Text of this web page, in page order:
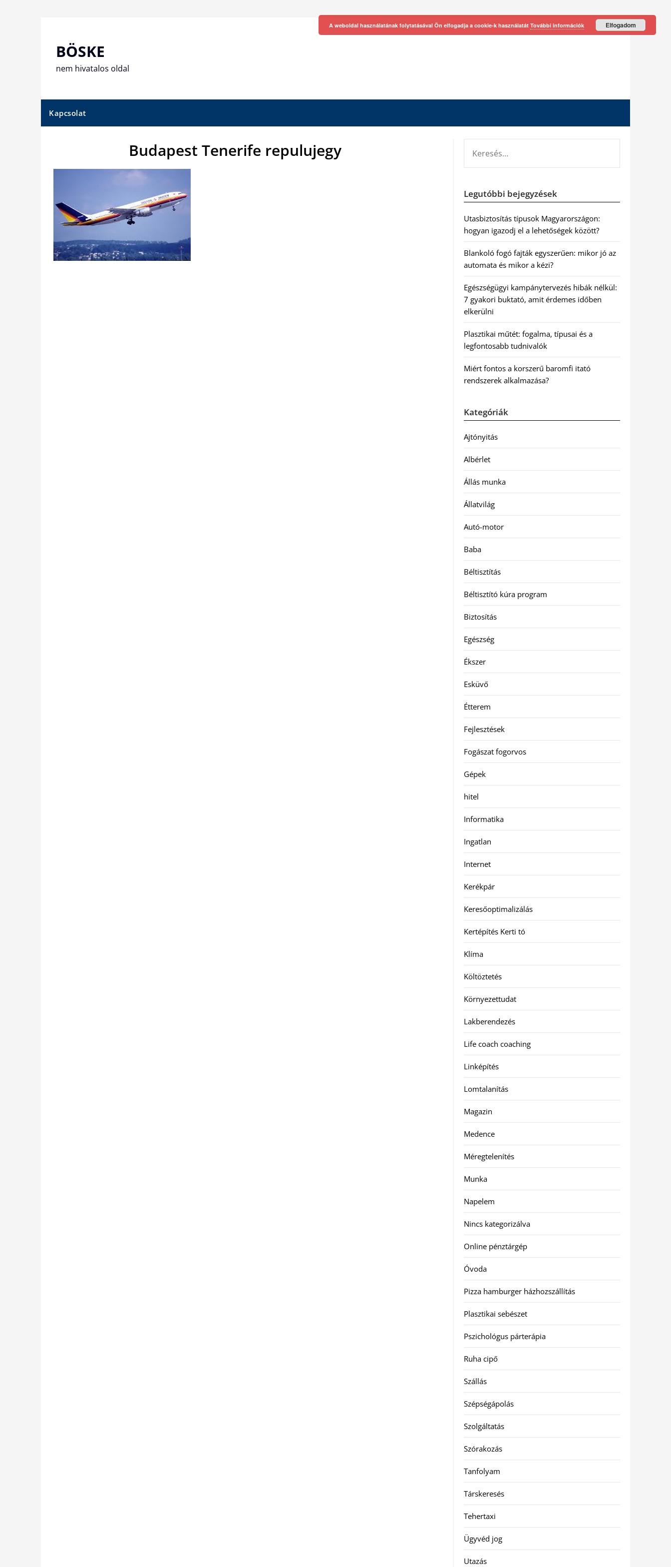
BÖSKE
nem hivatalos oldal
Kapcsolat
Budapest Tenerife repulujegy
Legutóbbi bejegyzések
Utasbiztosítás típusok Magyarországon:
hogyan igazodj el a lehetőségek között?
Blankoló fogó fajták egyszerűen: mikor jó az
automata és mikor a kézi?
Egészségügyi kampánytervezés hibák nélkül:
7 gyakori buktató, amit érdemes időben
elkerülni
Plasztikai műtét: fogalma, típusai és a
legfontosabb tudnivalók
Miért fontos a korszerű baromfi itató
rendszerek alkalmazása?
Kategóriák
Ajtónyitás
Albérlet
Állás munka
Állatvilág
Autó-motor
Baba
Béltisztítás
Béltisztító kúra program
Biztosítás
Egészség
Ékszer
Esküvő
Étterem
Fejlesztések
Fogászat fogorvos
Gépek
hitel
Informatika
Ingatlan
Internet
Kerékpár
Keresőoptimalizálás
Kertépítés Kerti tó
Klíma
Költöztetés
Környezettudat
Lakberendezés
Life coach coaching
Linképítés
Lomtalanítás
Magazin
Medence
Méregtelenítés
Munka
Napelem
Nincs kategorizálva
Online pénztárgép
Óvoda
Pizza hamburger házhozszállítás
Plasztikai sebészet
Pszichológus párterápia
Ruha cipő
Szállás
Szépségápolás
Szolgáltatás
Szórakozás
Tanfolyam
Társkeresés
Tehertaxi
Ügyvéd jog
Utazás
A weboldal használatának folytatásával Ön elfogadja a cookie-k használatát További információk Elfogadom